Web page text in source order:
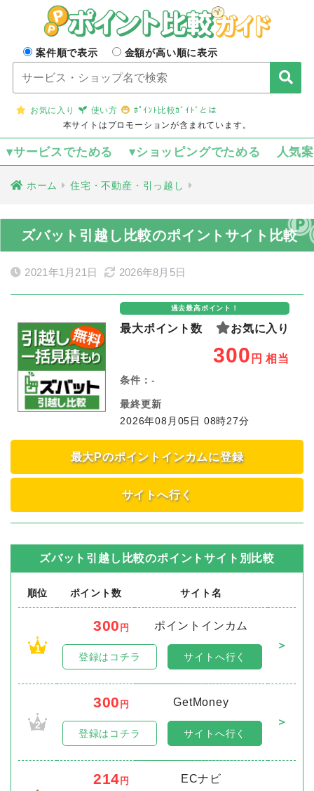
案件順で表示 金額が高い順に表示
お気に入り 使い方
ﾎﾟｲﾝﾄ比較ｶﾞｲﾄﾞとは
本サイトはプロモーションが含まれています。
▾サービスでためる ▾ショッピングでためる 人気
ホーム 住宅・不動産・引っ越し
ズバット引越し比較のポイントサイト比較
2021年1月21日 2026年8月5日
過去最高ポイント！
最大ポイント数 お気に入り
300 円 相当
条件： -
最終更新
2026年08月05日 08時27分
最大Pのポイントインカムに登録
サイトへ行く
ズバット引越し比較のポイントサイト別比較
順位 ポイント数 サイト名
1
300 円
ポイントインカム
＞
登録はコチラ サイトへ行く
2
300 円
GetMoney
＞
登録はコチラ サイトへ行く
214円
ECナビ